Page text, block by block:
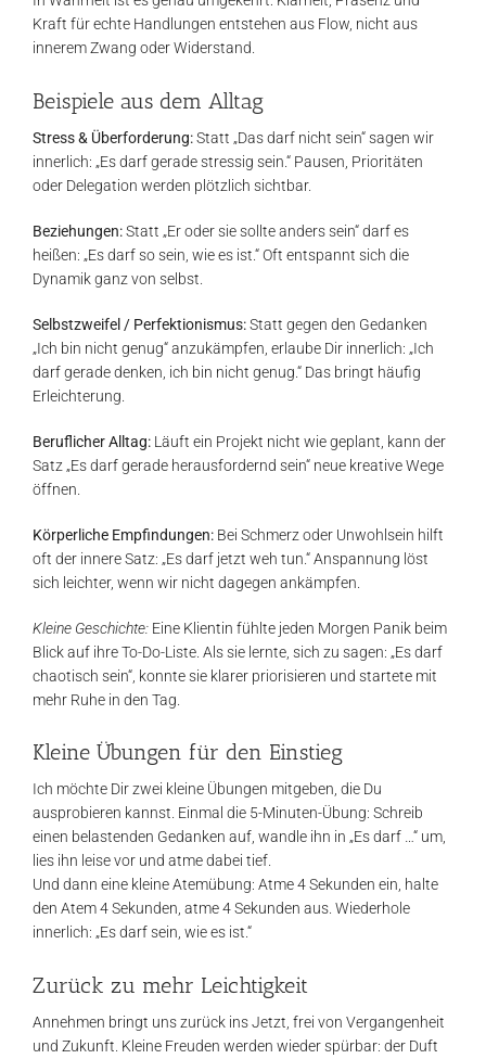
Kraft für echte Handlungen entstehen aus Flow, nicht aus
innerem Zwang oder Widerstand.
Beispiele aus dem Alltag
Stress & Überforderung:Statt „Das darf nicht sein“ sagen wir
innerlich: „Es darf gerade stressig sein.“ Pausen, Prioritäten
oder Delegation werden plötzlich sichtbar.
Beziehungen:Statt „Er oder sie sollte anders sein“ darf es
heißen: „Es darf so sein, wie es ist.“ Oft entspannt sich die
Dynamik ganz von selbst.
Selbstzweifel / Perfektionismus:Statt gegen den Gedanken
„Ich bin nicht genug“ anzukämpfen, erlaube Dir innerlich: „Ich
darf gerade denken, ich bin nicht genug.“ Das bringt häufig
Erleichterung.
Beruflicher Alltag: Läuft ein Projekt nicht wie geplant, kann der
Satz „Es darf gerade herausfordernd sein“ neue kreative Wege
öffnen.
Körperliche Empfindungen: Bei Schmerz oder Unwohlsein hilft
oft der innere Satz: „Es darf jetzt weh tun.“ Anspannung löst
sich leichter, wenn wir nicht dagegen ankämpfen.
Kleine Geschichte: Eine Klientin fühlte jeden Morgen Panik beim
Blick auf ihre To-Do-Liste. Als sie lernte, sich zu sagen: „Es darf
chaotisch sein“, konnte sie klarer priorisieren und startete mit
mehr Ruhe in den Tag.
Kleine Übungen für den Einstieg
Ich möchte Dir zwei kleine Übungen mitgeben, die Du
ausprobieren kannst. Einmal die 5-Minuten-Übung: Schreib
einen belastenden Gedanken auf, wandle ihn in „Es darf …“ um,
lies ihn leise vor und atme dabei tief.
Und dann eine kleine Atemübung: Atme 4 Sekunden ein, halte
den Atem 4 Sekunden, atme 4 Sekunden aus. Wiederhole
innerlich: „Es darf sein, wie es ist.“
Zurück zu mehr Leichtigkeit
Annehmen bringt uns zurück ins Jetzt, frei von Vergangenheit
und Zukunft. Kleine Freuden werden wieder spürbar: der Duft